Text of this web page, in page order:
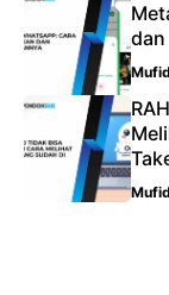
Mufid
Mufid